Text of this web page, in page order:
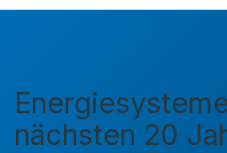
nächsten 20